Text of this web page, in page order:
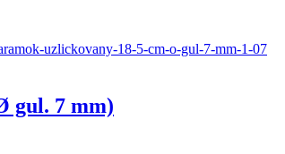
gul. 7 mm)